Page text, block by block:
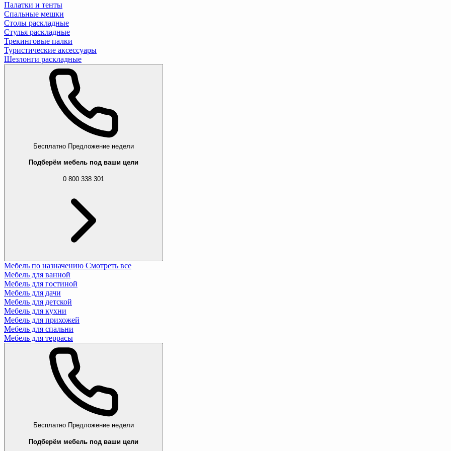
Палатки и тенты
Спальные мешки
Столы раскладные
Стулья раскладные
Трекинговые палки
Туристические аксессуары
Шезлонги раскладные
Бесплатно Предложение недели
Подберём мебель под ваши цели
0 800 338 301
Мебель по назначению Смотреть все
Мебель для ванной
Мебель для гостиной
Мебель для дачи
Мебель для детской
Мебель для кухни
Мебель для прихожей
Мебель для спальни
Мебель для террасы
Бесплатно Предложение недели
Подберём мебель под ваши цели